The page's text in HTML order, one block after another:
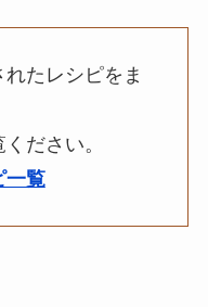
れたレシピをま
ださい。
一覧